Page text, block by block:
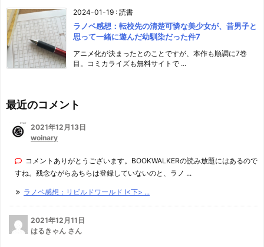
2024-01-19 : 読書
ラノベ感想：転校先の清楚可憐な美少女が、昔男子と
思って一緒に遊んだ幼馴染だった件7
アニメ化が決まったとのことですが、本作も順調に7巻
目。コミカライズも無料サイトで ...
最近のコメント
2021年12月13日
woinary
コメントありがとうございます。BOOKWALKERの読み放題にはあるので
すね。残念ながらあちらは登録していないのと、ラノ ...
ラノベ感想：リビルドワールド I<下> ...
2021年12月11日
はるきゃん さん